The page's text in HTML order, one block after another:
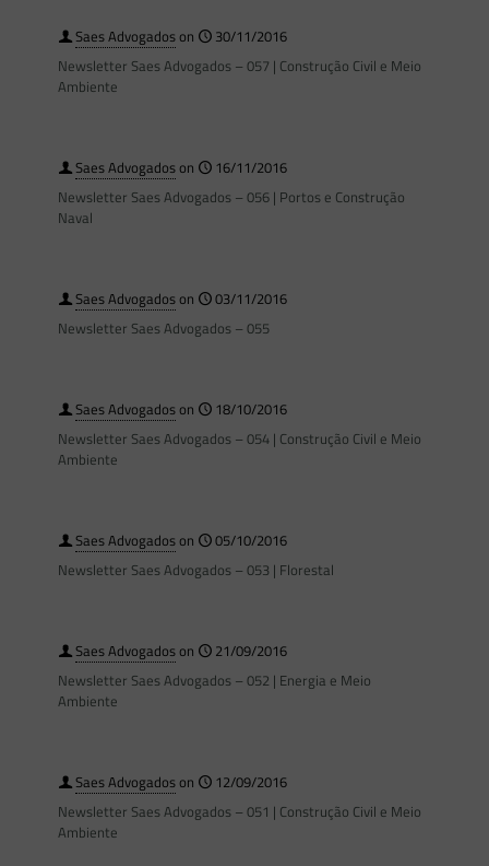
Saes Advogadoson
30/11/2016
Newsletter Saes Advogados – 057 | Construção Civil e Meio
Ambiente
Saes Advogadoson
16/11/2016
Newsletter Saes Advogados – 056 | Portos e Construção
Naval
Saes Advogadoson
03/11/2016
Newsletter Saes Advogados – 055
Saes Advogadoson
18/10/2016
Newsletter Saes Advogados – 054 | Construção Civil e Meio
Ambiente
Saes Advogadoson
05/10/2016
Newsletter Saes Advogados – 053 | Florestal
Saes Advogadoson
21/09/2016
Newsletter Saes Advogados – 052 | Energia e Meio
Ambiente
Saes Advogadoson
12/09/2016
Newsletter Saes Advogados – 051 | Construção Civil e Meio
Ambiente